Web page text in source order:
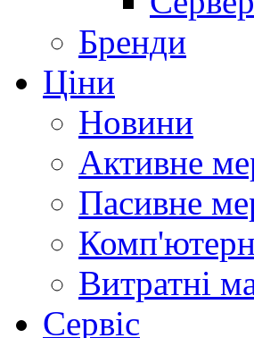
Бренди
Ціни
Новини
Активне
Пасивне
Витратні
Сервіс